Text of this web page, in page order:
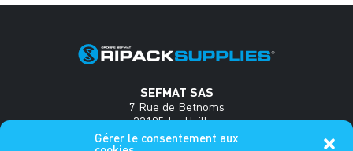
Gérer le consentement aux
SEFMAT SAS
7 Rue de Betnoms
33185 Le Haillan
France